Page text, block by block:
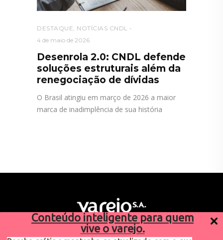
Conteúdo inteligente para quem
vive o varejo.
DESTAQUE, NOTÍCIAS CNDL
4 de maio de 2026
Desenrola 2.0: CNDL defende
soluções estruturais além da
renegociação de dívidas
O Brasil atingiu em março de 2026 a maior
marca de inadimplência de sua história